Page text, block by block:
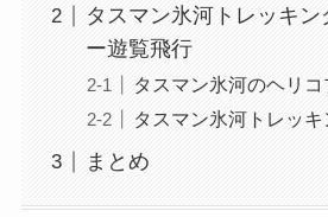
タスマン氷河トレッキン
ー遊覧飛行
タスマン氷河のヘリ
タスマン氷河トレッキ
まとめ